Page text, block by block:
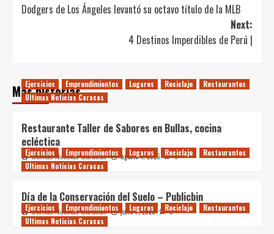
navigation
Dodgers de Los Ángeles levantó su octavo título de la MLB
Next:
4 Destinos Imperdibles de Perú |
Más historias
Ejercicios Emprendimientos Lugares Reciclaje
Restaurantes
Ultimas Noticias Caracas
Restaurante Taller de Sabores en Bullas, cocina
ecléctica
Últimas Noticias Caracas agosto 4, 2026 0
Ejercicios Emprendimientos Lugares Reciclaje
Restaurantes
Ultimas Noticias Caracas
Día de la Conservación del Suelo – Publicbin
Últimas Noticias Caracas julio 7, 2026 0
Ejercicios Emprendimientos Lugares Reciclaje
Restaurantes
Ultimas Noticias Caracas